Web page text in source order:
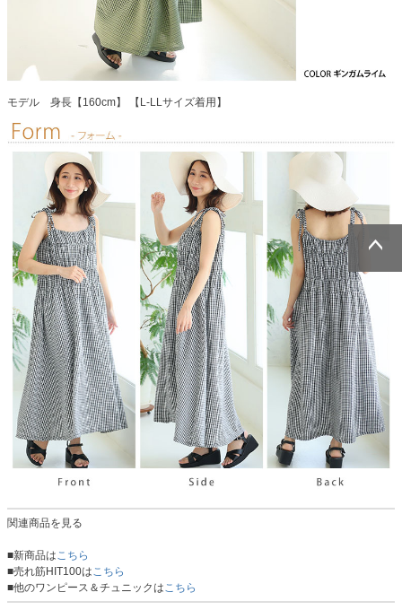
モデル 身長【160cm】 【L-LLサイズ着用】
関連商品を見る
■新商品はこちら
■売れ筋HIT100はこちら
■他のワンピース＆チュニックはこちら
ページトッ
プへ
ページトッ
プへ